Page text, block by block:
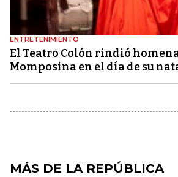
ENTRETENIMIENTO
El Teatro Colón rindió
Momposina en el día de su
MÁS DE LA REPÚBLICA